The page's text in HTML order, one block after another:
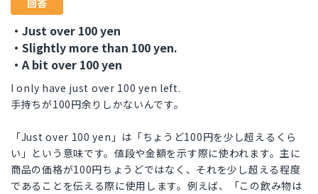
回答
・Just over 100 yen
・Slightly more than 100 yen.
・A bit over 100 yen
I only have just over 100 yen left.
手持ちが100円余りしかないんです。
「Just over 100 yen」は「ちょうど100円を少し超えるくら
い」という意味です。値段や金額を示す際に使われます。主に
商品の価格が100円ちょうどではなく、それを少し超える程度
であることを伝える際に使用します。例えば、「この飲み物は